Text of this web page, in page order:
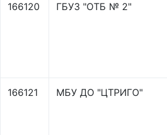
166120 ГБУЗ "ОТБ № 2"
166121 МБУ ДО "ЦТРИГО"